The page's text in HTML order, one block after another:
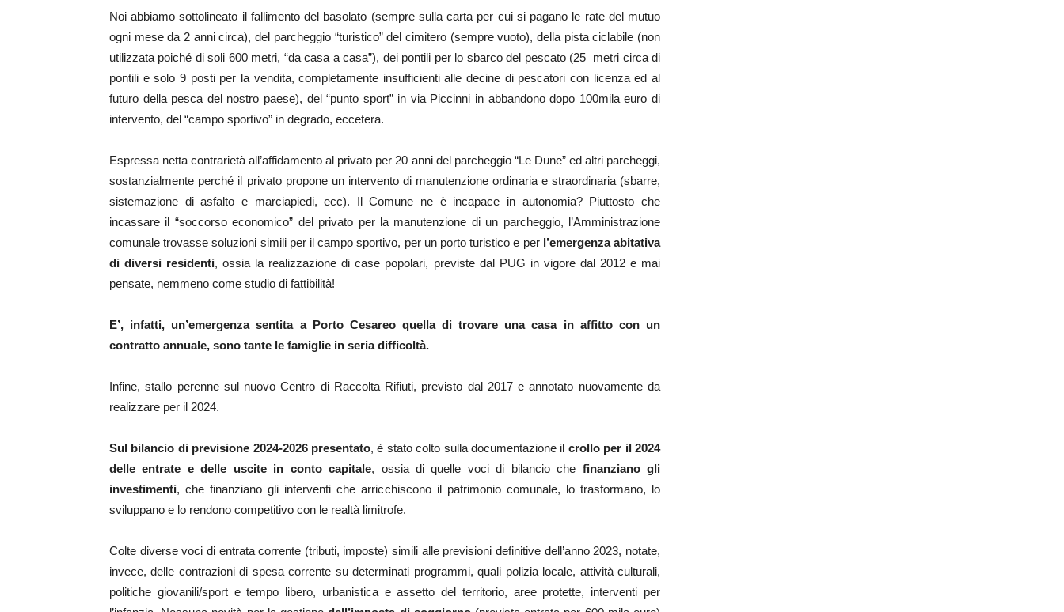
Noi abbiamo sottolineato il fallimento del basolato (sempre sulla carta per cui si pagano le rate del mutuo
ogni mese da 2 anni circa), del parcheggio “turistico” del cimitero (sempre vuoto), della pista ciclabile (non
utilizzata poiché di soli 600 metri, “da casa a casa”), dei pontili per lo sbarco del pescato (25 metri circa di
pontili e solo 9 posti per la vendita, completamente insufficienti alle decine di pescatori con licenza ed al
futuro della pesca del nostro paese), del “punto sport” in via Piccinni in abbandono dopo 100mila euro di
intervento, del “campo sportivo” in degrado, eccetera.
Espressa netta contrarietà all’affidamento al privato per 20 anni del parcheggio “Le Dune” ed altri parcheggi,
sostanzialmente perché il privato propone un intervento di manutenzione ordinaria e straordinaria (sbarre,
sistemazione di asfalto e marciapiedi, ecc). Il Comune ne è incapace in autonomia? Piuttosto che
incassare il “soccorso economico” del privato per la manutenzione di un parcheggio, l’Amministrazione
comunale trovasse soluzioni simili per il campo sportivo, per un porto turistico e per l’emergenza abitativa
di diversi residenti, ossia la realizzazione di case popolari, previste dal PUG in vigore dal 2012 e mai
pensate, nemmeno come studio di fattibilità!
E’, infatti, un’emergenza sentita a Porto Cesareo quella di trovare una casa in affitto con un
contratto annuale, sono tante le famiglie in seria difficoltà.
Infine, stallo perenne sul nuovo Centro di Raccolta Rifiuti, previsto dal 2017 e annotato nuovamente da
realizzare per il 2024.
Sul bilancio di previsione 2024-2026 presentato, è stato colto sulla documentazione il crollo per il 2024
delle entrate e delle uscite in conto capitale, ossia di quelle voci di bilancio che finanziano gli
investimenti, che finanziano gli interventi che arricchiscono il patrimonio comunale, lo trasformano, lo
sviluppano e lo rendono competitivo con le realtà limitrofe.
Colte diverse voci di entrata corrente (tributi, imposte) simili alle previsioni definitive dell’anno 2023, notate,
invece, delle contrazioni di spesa corrente su determinati programmi, quali polizia locale, attività culturali,
politiche giovanili/sport e tempo libero, urbanistica e assetto del territorio, aree protette, interventi per